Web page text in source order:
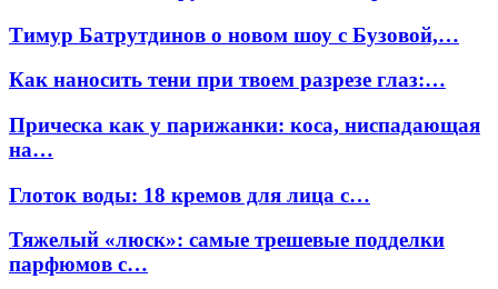
Тимур Батрутдинов о новом шоу с Бузовой,…
Как наносить тени при твоем разрезе глаз:…
Прическа как у парижанки: коса, ниспадающая
на…
Глоток воды: 18 кремов для лица с…
Тяжелый «люск»: самые трешевые подделки
парфюмов с…